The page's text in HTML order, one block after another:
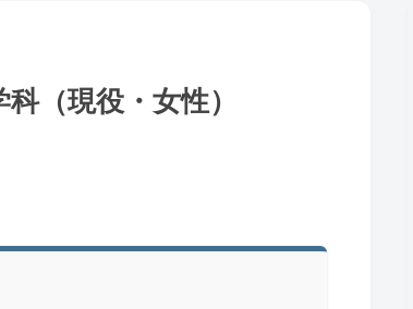
（現役・女性）